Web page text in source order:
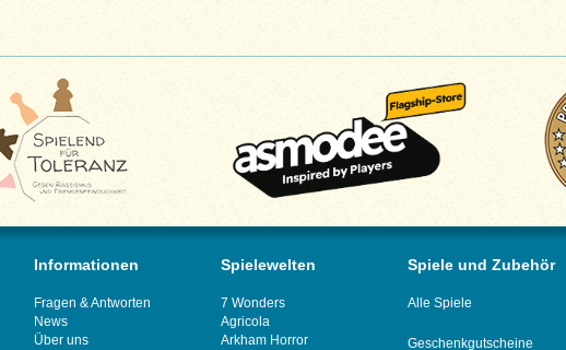
Informationen
Fragen & Antworten
News
Über uns
Spielewelten
7 Wonders
Agricola
Arkham Horror
Spiele und Zubehör
Alle Spiele
Geschenkgutscheine